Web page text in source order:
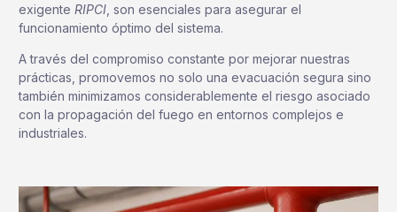
exigente RIPCI , son esenciales para asegurar el
funcionamiento óptimo del sistema.
A través del compromiso constante por mejorar nuestras
prácticas, promovemos no solo una evacuación segura sino
también minimizamos considerablemente el riesgo asociado
con la propagación del fuego en entornos complejos e
industriales.